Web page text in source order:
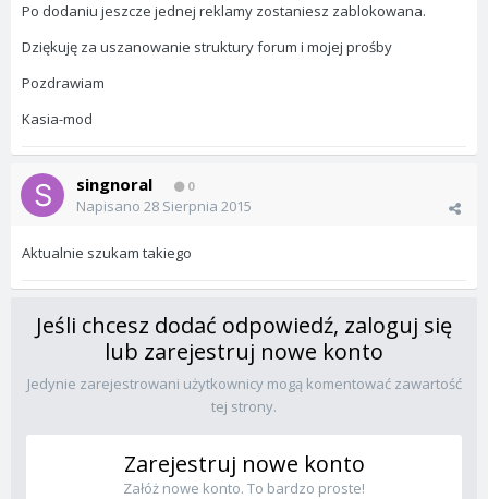
Po dodaniu jeszcze jednej reklamy zostaniesz zablokowana.
Dziękuję za uszanowanie struktury forum i mojej prośby
Pozdrawiam
Kasia-mod
singnoral 0
Napisano 28 Sierpnia 2015
Aktualnie szukam takiego
Jeśli chcesz dodać odpowiedź, zaloguj się
lub zarejestruj nowe konto
Jedynie zarejestrowani użytkownicy mogą komentować zawartość
tej strony.
Zarejestruj nowe konto
Załóż nowe konto. To bardzo proste!